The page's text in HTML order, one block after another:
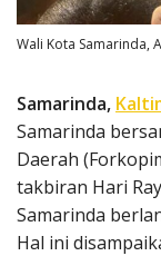
Wali Kota Samarinda,
Samarinda,
Samarinda
Daerah
takbiran Hari
Samarinda
Hal ini